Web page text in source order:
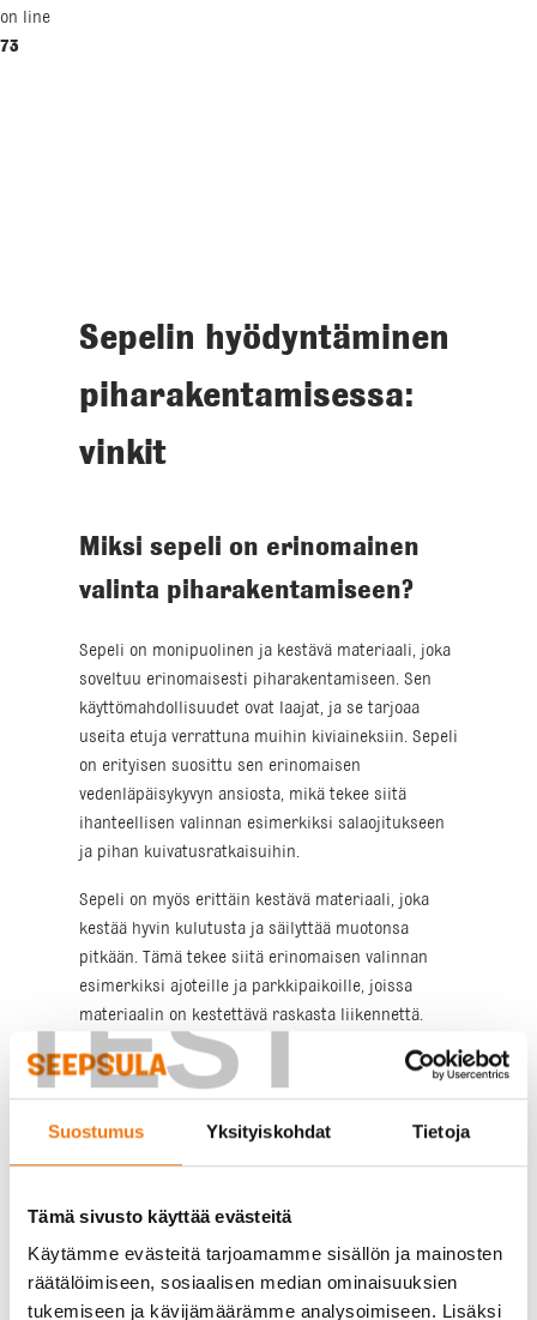
TEST
Suostumus Yksityiskohdat Tietoja
Tämä sivusto käyttää evästeitä
Käytämme evästeitä tarjoamamme sisällön ja mainosten
räätälöimiseen, sosiaalisen median ominaisuuksien
tukemiseen ja kävijämäärämme analysoimiseen. Lisäksi
on line
73
Sepelin hyödyntäminen
piharakentamisessa:
vinkit
Miksi sepeli on erinomainen
valinta piharakentamiseen?
Sepeli on monipuolinen ja kestävä materiaali, joka
soveltuu erinomaisesti piharakentamiseen. Sen
käyttömahdollisuudet ovat laajat, ja se tarjoaa
useita etuja verrattuna muihin kiviaineksiin. Sepeli
on erityisen suosittu sen erinomaisen
vedenläpäisykyvyn ansiosta, mikä tekee siitä
ihanteellisen valinnan esimerkiksi salaojitukseen
ja pihan kuivatusratkaisuihin.
Sepeli on myös erittäin kestävä materiaali, joka
kestää hyvin kulutusta ja säilyttää muotonsa
pitkään. Tämä tekee siitä erinomaisen valinnan
esimerkiksi ajoteille ja parkkipaikoille, joissa
materiaalin on kestettävä raskasta liikennettä.
Lisäksi sepeli on helppo asentaa ja se vaatii vähän
ylläpitoa, mikä tekee siitä kustannustehokkaan
ratkaisun piharakentamiseen.
Sepelin käyttömahdollisuudet
piharakentamisessa
Sepeliä voidaan käyttää monin eri tavoin
piharakentamisessa. Yksi yleisimmistä